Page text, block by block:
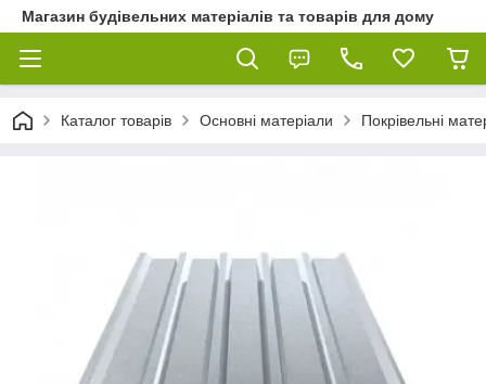
Магазин будівельних матеріалів та товарів для дому
Каталог товарів Основні матеріали Покрівельні